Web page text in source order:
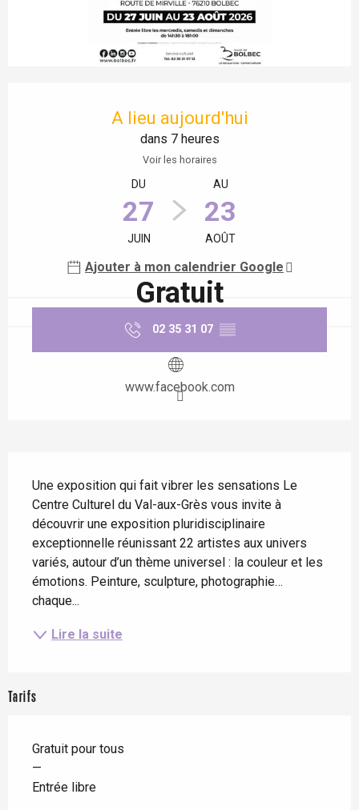
A lieu aujourd'hui
dans 7 heures
Voir les horaires
DU
27
JUIN
AU
23
AOÛT
Ajouter à mon calendrier Google
Gratuit
02 35 31 07 ▒▒
www.facebook.com
Une exposition qui fait vibrer les sensations Le
Centre Culturel du Val-aux-Grès vous invite à
découvrir une exposition pluridisciplinaire
exceptionnelle réunissant 22 artistes aux univers
variés, autour d’un thème universel : la couleur et les
émotions. Peinture, sculpture, photographie…
chaque...
Lire la suite
Tarifs
Gratuit pour tous
—
Entrée libre